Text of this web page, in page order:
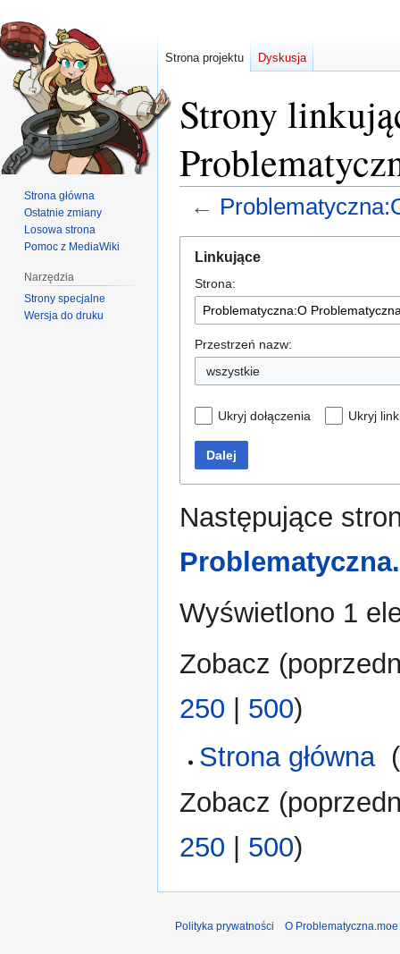
Strony
←
nawigacji
wyszukiwania
Linkujące
Strona:
Przestrzeń nazw:
wszystkie
Ukryj dołączenia Ukryj
Dalej
Następujące
Wyświetlono 1
Zobacz (
250 | 500)
Strona główna‎ (
Zobacz (
250
500)
Strona projektu Dyskusja
Strona główna
Ostatnie zmiany
Losowa strona
Pomoc z MediaWiki
Narzędzia
Strony specjalne
Wersja do druku
Polityka prywatności O Problematyczna.moe